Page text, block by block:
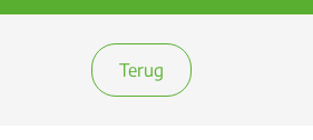
Terug